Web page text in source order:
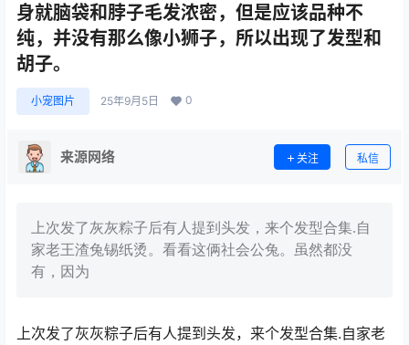
身就脑袋和脖子毛发浓密，但是应该品种不
纯，并没有那么像小狮子，所以出现了发型和
胡子。
小宠图片 25年9月5日 0
来源网络 关注 私信
上次发了灰灰粽子后有人提到头发，来个发型合集.自
家老王渣兔锡纸烫。看看这俩社会公兔。虽然都没
有，因为
上次发了灰灰粽子后有人提到头发，来个发型合集.自家老